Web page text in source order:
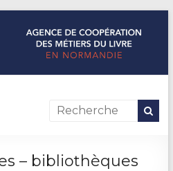
& Lecture
métiers du livre en Normandie
– bibliothèques